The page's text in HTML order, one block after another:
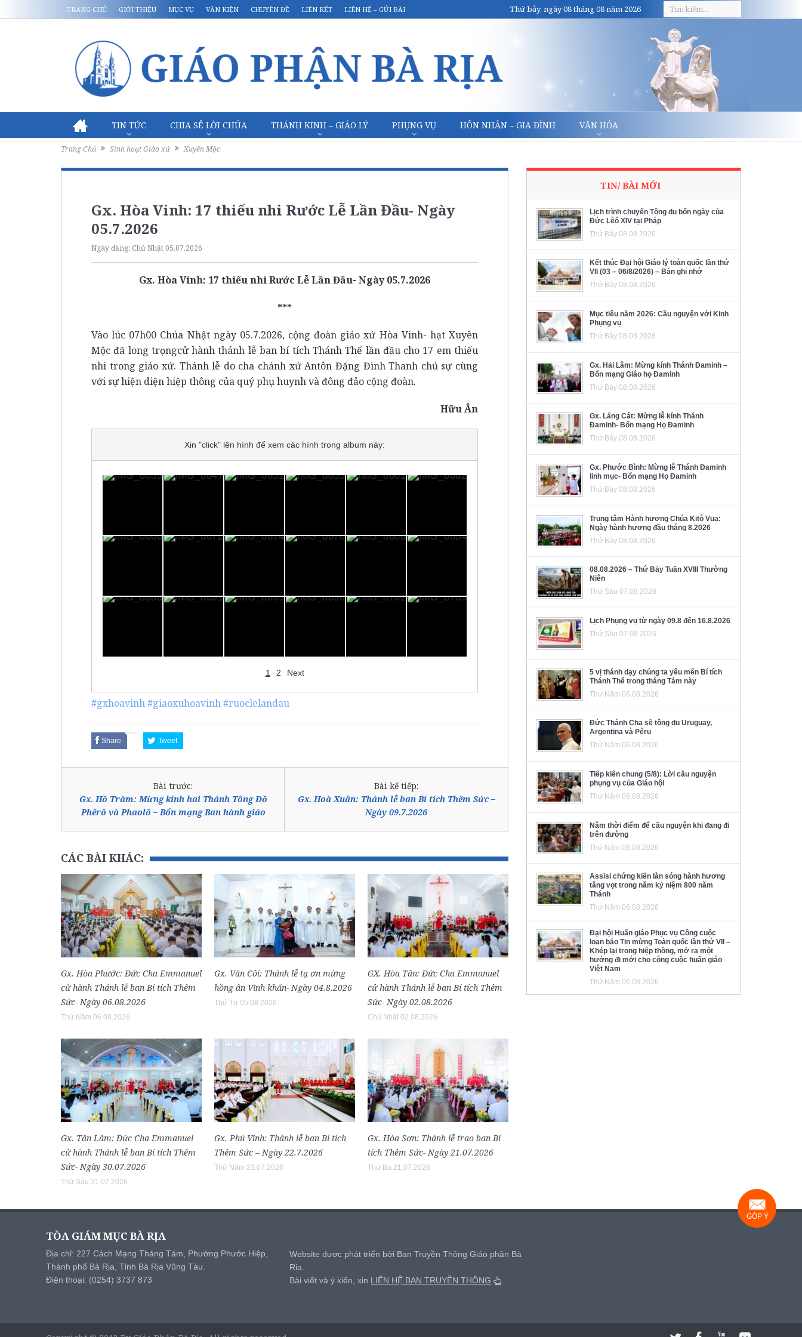
TRANG CHỦ GIỚI THIỆU MỤC VỤ VĂN KIỆN CHUYÊN ĐỀ LIÊN KẾT LIÊN HỆ – GỬI BÀI Thứ bảy, ngày 08 tháng 08 năm 2026
TIN TỨC CHIA SẺ LỜI CHÚA THÁNH KINH – GIÁO LÝ PHỤNG VỤ HÔN NHÂN – GIA ĐÌNH VĂN HÓA
Trang Chủ Sinh hoạt Giáo xứ Xuyên Mộc
Gx. Hòa Vinh: 17 thiếu nhi Rước Lễ Lần Đầu- Ngày
05.7.2026
Ngày đăng: Chủ Nhật 05.07.2026
Gx. Hòa Vinh: 17 thiếu nhi Rước Lễ Lần Đầu- Ngày 05.7.2026
***
Vào lúc 07h00 Chúa Nhật ngày 05.7.2026, cộng đoàn giáo xứ Hòa Vinh- hạt Xuyên
Mộc đã long trọngcử hành thánh lễ ban bí tích Thánh Thể lần đầu cho 17 em thiếu
nhi trong giáo xứ. Thánh lễ do cha chánh xứ Antôn Đặng Đình Thanh chủ sự cùng
với sự hiện diện hiệp thông của quý phụ huynh và đông đảo cộng đoàn.
Hữu Ân
Xin "click" lên hình để xem các hình trong album này:
1 2 Next
#gxhoavinh#giaoxuhoavinh#ruoclelandau
Share Tweet
Bài trước:
Gx. Hồ Tràm: Mừng kính hai Thánh Tông Đồ
Phêrô và Phaolô – Bổn mạng Ban hành giáo
Bài kế tiếp:
Gx. Hoà Xuân: Thánh lễ ban Bí tích Thêm Sức –
Ngày 09.7.2026
CÁC BÀI KHÁC:
Gx. Hòa Phước: Đức Cha Emmanuel
cử hành Thánh lễ ban Bí tích Thêm
Sức- Ngày 06.08.2026
Thứ Năm 06.08.2026
Gx. Văn Côi: Thánh lễ tạ ơn mừng
hồng ân Vĩnh khấn- Ngày 04.8.2026
Thứ Tư 05.08.2026
GX. Hòa Tân: Đức Cha Emmanuel
cử hành Thánh lễ ban Bí tích Thêm
Sức- Ngày 02.08.2026
Chủ Nhật 02.08.2026
Gx. Tân Lâm: Đức Cha Emmanuel
cử hành Thánh lễ ban Bí tích Thêm
Sức- Ngày 30.07.2026
Thứ Sáu 31.07.2026
Gx. Phú Vinh: Thánh lễ ban Bí tích
Thêm Sức – Ngày 22.7.2026
Thứ Năm 23.07.2026
Gx. Hòa Sơn: Thánh lễ trao ban Bí
tích Thêm Sức- Ngày 21.07.2026
Thứ Ba 21.07.2026
TIN/ BÀI MỚI
Lịch trình chuyến Tông du bốn ngày của
Đức Lêô XIV tại Pháp
Thứ Bảy 08.08.2026
Kết thúc Đại hội Giáo lý toàn quốc lần thứ
VII (03 – 06/8/2026) – Bản ghi nhớ
Thứ Bảy 08.08.2026
Mục tiêu năm 2026: Cầu nguyện với Kinh
Phụng vụ
Thứ Bảy 08.08.2026
Gx. Hải Lâm: Mừng kính Thánh Đaminh –
Bổn mạng Giáo họ Đaminh
Thứ Bảy 08.08.2026
Gx. Láng Cát: Mừng lễ kính Thánh
Đaminh- Bổn mạng Họ Đaminh
Thứ Bảy 08.08.2026
Gx. Phước Bình: Mừng lễ Thánh Đaminh
linh mục- Bổn mạng Họ Đaminh
Thứ Bảy 08.08.2026
Trung tâm Hành hương Chúa Kitô Vua:
Ngày hành hương đầu tháng 8.2026
Thứ Bảy 08.08.2026
08.08.2026 – Thứ Bảy Tuần XVIII Thường
Niên
Thứ Sáu 07.08.2026
Lịch Phụng vụ từ ngày 09.8 đến 16.8.2026
Thứ Sáu 07.08.2026
5 vị thánh dạy chúng ta yêu mến Bí tích
Thánh Thể trong tháng Tám này
Thứ Năm 06.08.2026
Đức Thánh Cha sẽ tông du Uruguay,
Argentina và Pêru
Thứ Năm 06.08.2026
Tiếp kiến chung (5/8): Lời cầu nguyện
phụng vụ của Giáo hội
Thứ Năm 06.08.2026
Năm thời điểm để cầu nguyện khi đang đi
trên đường
Thứ Năm 06.08.2026
Assisi chứng kiến làn sóng hành hương
tăng vọt trong năm kỷ niệm 800 năm
Thánh
Thứ Năm 06.08.2026
Đại hội Huấn giáo Phục vụ Công cuộc
loan báo Tin mừng Toàn quốc lần thứ VII –
Khép lại trong hiệp thông, mở ra một
hướng đi mới cho công cuộc huấn giáo
Việt Nam
Thứ Năm 06.08.2026
TÒA GIÁM MỤC BÀ RỊA
Địa chỉ: 227 Cách Mạng Tháng Tám, Phường Phước Hiệp,
Thành phố Bà Rịa, Tỉnh Bà Rịa Vũng Tàu.
Điện thoại: (0254) 3737 873
Website được phát triển bởi Ban Truyền Thông Giáo phận Bà
Rịa.
Bài viết và ý kiến, xin LIÊN HỆ BAN TRUYỀN THÔNG
GÓP Ý